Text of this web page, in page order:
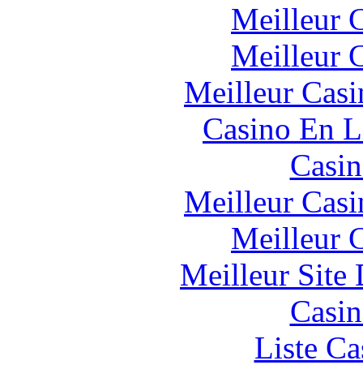
Meilleur
Meilleur
Meilleur
Casino En
Meilleur
Meilleur
Meilleur Site
Liste